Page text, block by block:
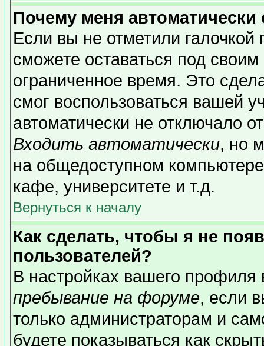
Почему меня автоматически
Если вы не отметили галочкой
сможете оставаться под
ограниченное время. Это
смог воспользоваться вашей
автоматически не отключало
Входить автоматически, но
на общедоступном
кафе, университете и т.д.
Вернуться к началу
Как сделать, чтобы я не
пользователей?
В настройках вашего
пребывание на форуме, если
только администраторам и
будете показываться как